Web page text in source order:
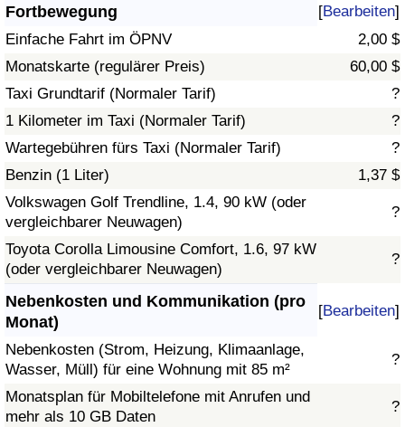
Fortbewegung [Bearbeiten]
Einfache Fahrt im ÖPNV
2,00 $
Monatskarte (regulärer Preis)
60,00 $
Taxi Grundtarif (Normaler Tarif)
?
1 Kilometer im Taxi (Normaler Tarif)
?
Wartegebühren fürs Taxi (Normaler Tarif)
?
Benzin (1 Liter)
1,37 $
Volkswagen Golf Trendline, 1.4, 90 kW (oder
vergleichbarer Neuwagen)
?
Toyota Corolla Limousine Comfort, 1.6, 97 kW
(oder vergleichbarer Neuwagen)
?
Nebenkosten und Kommunikation (pro
Monat)
[Bearbeiten]
Nebenkosten (Strom, Heizung, Klimaanlage,
Wasser, Müll) für eine Wohnung mit 85 m²
?
Monatsplan für Mobiltelefone mit Anrufen und
mehr als 10 GB Daten
?